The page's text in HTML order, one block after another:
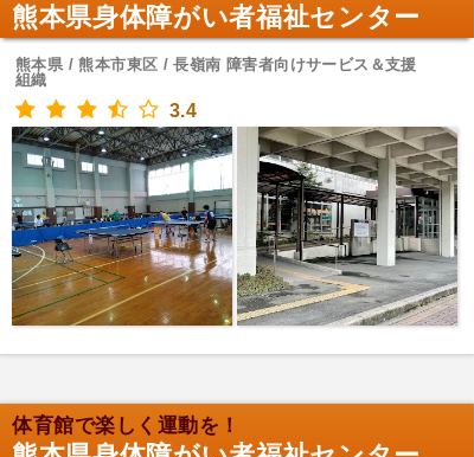
熊本県身体障がい者福祉センター
熊本県 / 熊本市東区 / 長嶺南 障害者向けサービス＆支援
組織
3.4
体育館で楽しく運動を！